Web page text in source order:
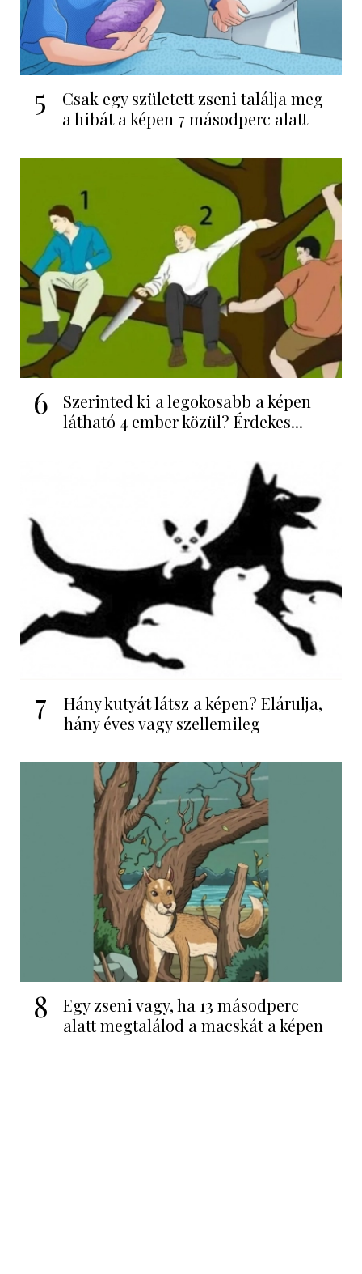
5
Csak egy született zseni találja meg
a hibát a képen 7 másodperc alatt
6
Szerinted ki a legokosabb a képen
látható 4 ember közül? Érdekes...
7
Hány kutyát látsz a képen? Elárulja,
hány éves vagy szellemileg
8
Egy zseni vagy, ha 13 másodperc
alatt megtalálod a macskát a képen